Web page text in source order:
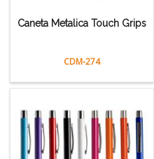
Caneta Metalica Touch Grips
CDM-274